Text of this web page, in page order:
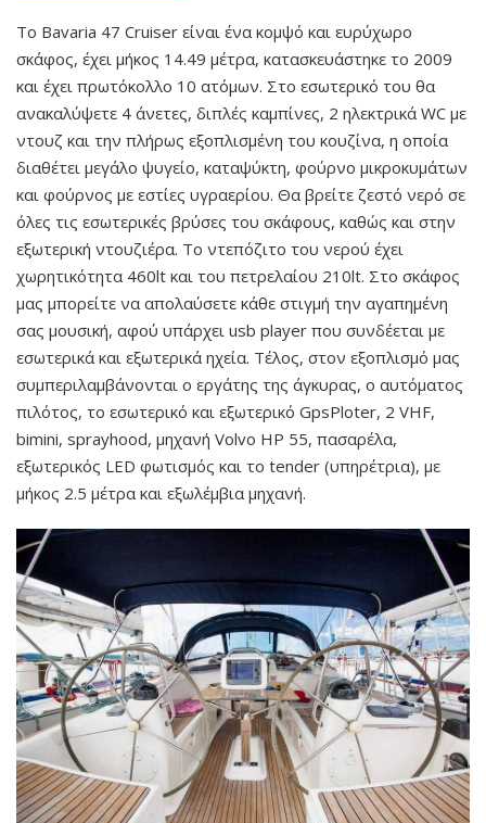
Το Bavaria 47 Cruiser είναι ένα κομψό και ευρύχωρο
σκάφος, έχει μήκος 14.49 μέτρα, κατασκευάστηκε το 2009
και έχει πρωτόκολλο 10 ατόμων. Στο εσωτερικό του θα
ανακαλύψετε 4 άνετες, διπλές καμπίνες, 2 ηλεκτρικά WC με
ντουζ και την πλήρως εξοπλισμένη του κουζίνα, η οποία
διαθέτει μεγάλο ψυγείο, καταψύκτη, φούρνο μικροκυμάτων
και φούρνος με εστίες υγραερίου. Θα βρείτε ζεστό νερό σε
όλες τις εσωτερικές βρύσες του σκάφους, καθώς και στην
εξωτερική ντουζιέρα. Το ντεπόζιτο του νερού έχει
χωρητικότητα 460lt και του πετρελαίου 210lt. Στο σκάφος
μας μπορείτε να απολαύσετε κάθε στιγμή την αγαπημένη
σας μουσική, αφού υπάρχει usb player που συνδέεται με
εσωτερικά και εξωτερικά ηχεία. Τέλος, στον εξοπλισμό μας
συμπεριλαμβάνονται ο εργάτης της άγκυρας, ο αυτόματος
πιλότος, το εσωτερικό και εξωτερικό GpsPloter, 2 VHF,
bimini, sprayhood, μηχανή Volvo HP 55, πασαρέλα,
εξωτερικός LED φωτισμός και το tender (υπηρέτρια), με
μήκος 2.5 μέτρα και εξωλέμβια μηχανή.